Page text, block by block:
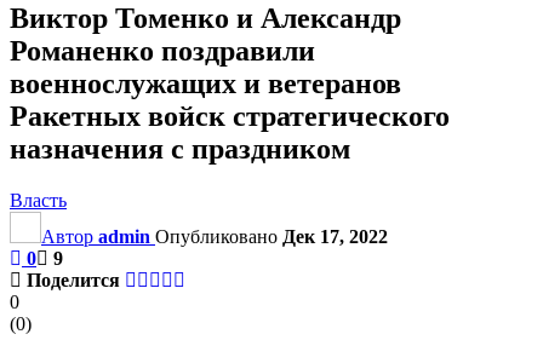
Виктор Томенко и Александр
Романенко поздравили
военнослужащих и ветеранов
Ракетных войск стратегического
назначения с праздником
Власть
Автор admin Опубликовано Дек 17, 2022
0
9
Поделится
0
(0)